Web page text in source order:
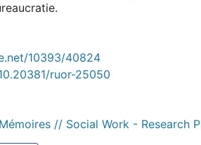
10393/40824
ruor-25050
// Social Work - Research